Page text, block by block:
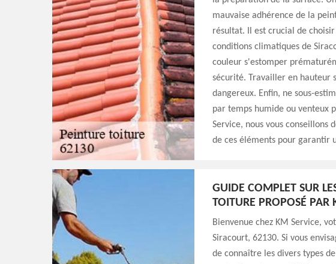
mauvaise adhérence de la
résultat. Il est crucial de
conditions climatiques de
couleur s'estomper
sécurité. Travailler en hauteur
dangereux. Enfin, ne sous-
par temps humide ou venteux
Service, nous vous
de ces éléments pour garantir
GUIDE COMPLET SUR
TOITURE PROPOSÉ PAR
Bienvenue chez KM Service,
Siracourt, 62130. Si vous
de connaître les divers types